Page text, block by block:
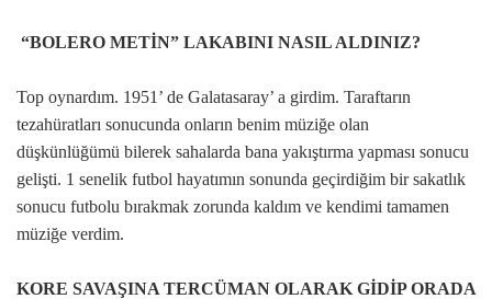
“BOLERO METİN” LAKABINI NASIL ALDINIZ?
Top oynardım. 1951’ de Galatasaray’ a girdim. Taraftarın
tezahüratları sonucunda onların benim müziğe olan
düşkünlüğümü bilerek sahalarda bana yakıştırma yapması sonucu
gelişti. 1 senelik futbol hayatımın sonunda geçirdiğim bir sakatlık
sonucu futbolu bırakmak zorunda kaldım ve kendimi tamamen
müziğe verdim.
KORE SAVAŞINA TERCÜMAN OLARAK GİDİP ORADA